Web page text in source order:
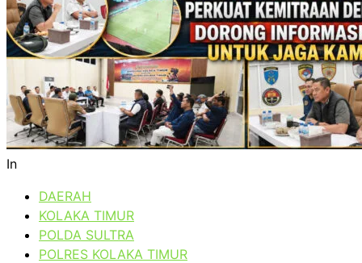
In
DAERAH
KOLAKA TIMUR
POLDA SULTRA
POLRES KOLAKA TIMUR